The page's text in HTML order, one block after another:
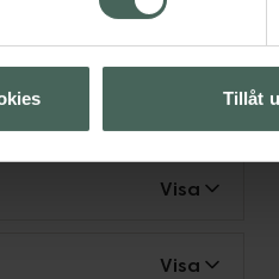
Tillåt
Visa
Visa